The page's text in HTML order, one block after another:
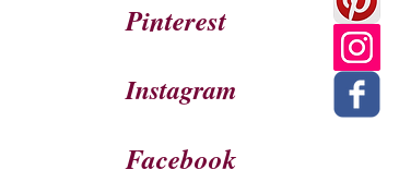
Pinterest
Instagram
Facebook